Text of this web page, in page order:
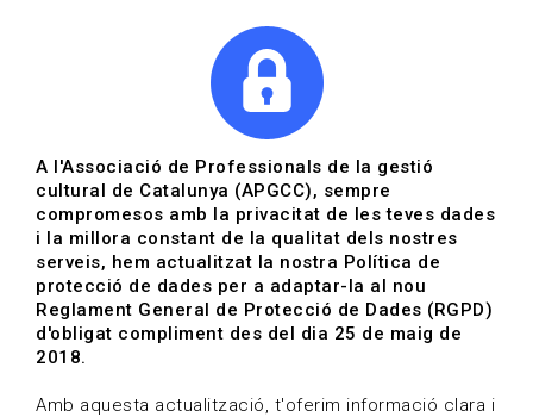
Actualitza't
Vols estar al dia?
HOME / BLOG
Estigues al dia
A l'Associació de Professionals de la gestió
cultural de Catalunya (APGCC), sempre
compromesos amb la privacitat de les teves dades
i la millora constant de la qualitat dels nostres
serveis, hem actualitzat la nostra Política de
protecció de dades per a adaptar-la al nou
Reglament General de Protecció de Dades (RGPD)
d'obligat compliment des del dia 25 de maig de
2018.
Amb aquesta actualització, t'oferim informació clara i